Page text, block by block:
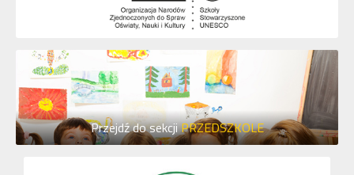
Przejdź do sekcjiPRZEDSZKOLE